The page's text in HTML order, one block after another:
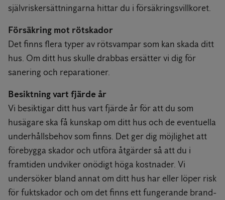
självriskersättningarna hittar du i försäkringsvillkoret.
Försäkring mot rötskador
Det finns flera typer av rötsvampar som kan skada ditt
hus. Om ditt hus skulle drabbas ersätter vi dig för
sanering och reparationer.
Besiktning vart fjärde år
Vi besiktigar ditt hus vart fjärde år för att du som
husägare ska få kunskap om ditt hus och de eventuella
underhållsbehov som finns. Det ger dig möjlighet att
förebygga skador och utföra åtgärder så att du i
framtiden undviker onödigt höga kostnader. Vi
undersöker bland annat om ditt hus har eller löper risk
för fuktskador och om det finns ett fungerande brand-